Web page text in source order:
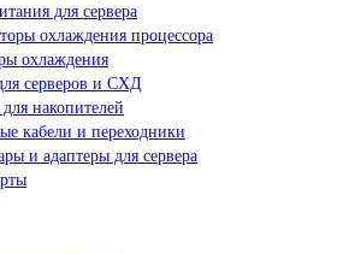
для сервера
охлаждения процессора
охлаждения
серверов и СХД
накопителей
кабели и переходники
и адаптеры для сервера